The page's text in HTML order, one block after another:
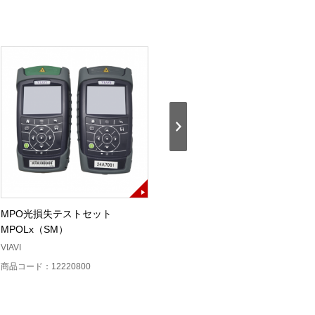
MPO光損失テストセット
MPOLx（SM）
VIAVI
商品コード：12220800